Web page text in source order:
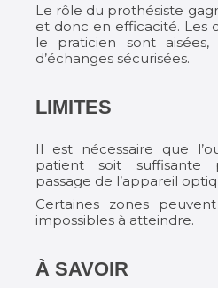
Le rôle du prothésiste
et donc en efficacité. Les
le praticien sont
d’échanges sécurisées.
LIMITES
Il est nécessaire que
patient soit
passage de l’appareil
Certaines zones
impossibles à atteindre.
À SAVOIR